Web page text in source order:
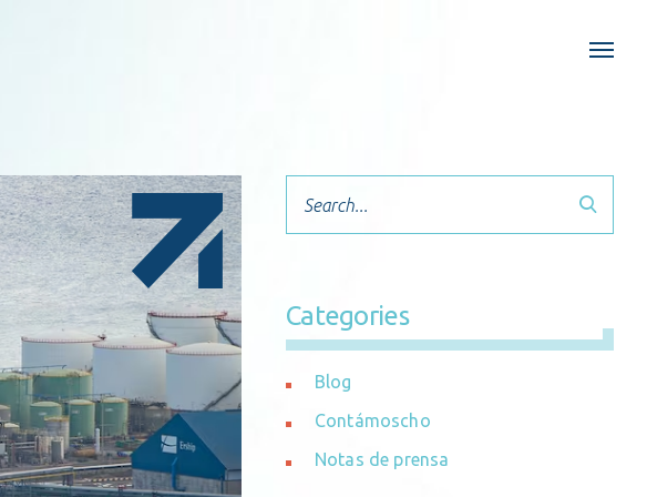
Search
Categories
Blog
Contámoscho
Notas de prensa